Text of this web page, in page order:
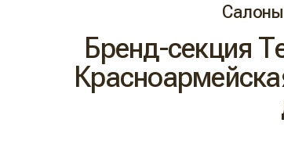
Салоны
Бренд-секция